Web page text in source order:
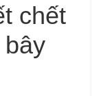
chết